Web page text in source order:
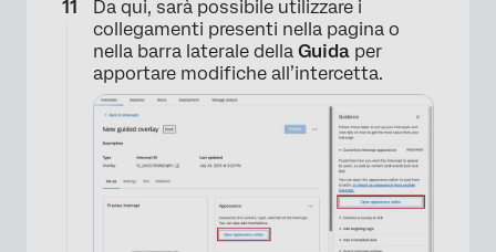
Da qui, sarà possibile utilizzare i
collegamenti presenti nella pagina o
nella barra laterale della Guida per
apportare modifiche all’intercetta.